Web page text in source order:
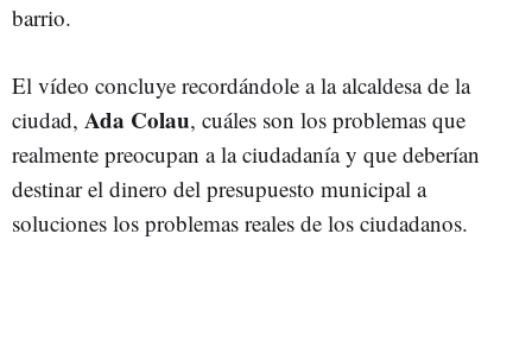
barrio.
El vídeo concluye recordándole a la alcaldesa de la
ciudad, Ada Colau, cuáles son los problemas que
realmente preocupan a la ciudadanía y que deberían
destinar el dinero del presupuesto municipal a
soluciones los problemas reales de los ciudadanos.